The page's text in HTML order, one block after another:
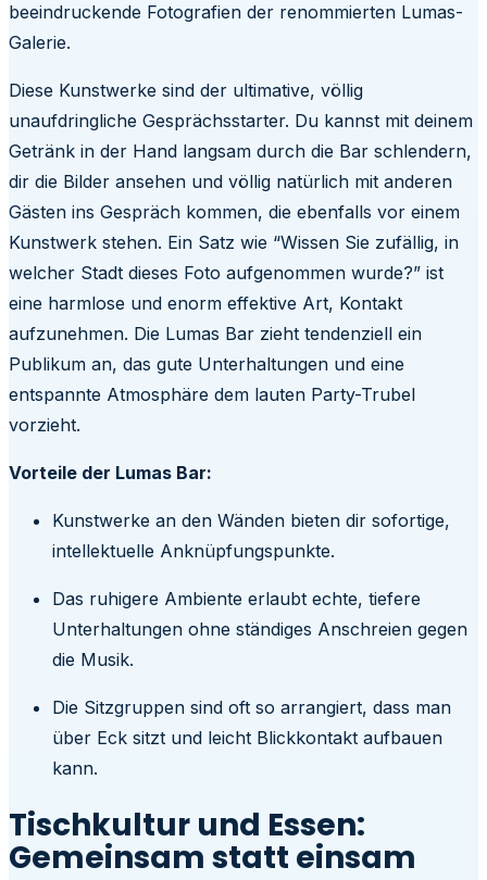
beeindruckende Fotografien der renommierten Lumas-
Galerie.
Diese Kunstwerke sind der ultimative, völlig
unaufdringliche Gesprächsstarter. Du kannst mit deinem
Getränk in der Hand langsam durch die Bar schlendern,
dir die Bilder ansehen und völlig natürlich mit anderen
Gästen ins Gespräch kommen, die ebenfalls vor einem
Kunstwerk stehen. Ein Satz wie “Wissen Sie zufällig, in
welcher Stadt dieses Foto aufgenommen wurde?” ist
eine harmlose und enorm effektive Art, Kontakt
aufzunehmen. Die Lumas Bar zieht tendenziell ein
Publikum an, das gute Unterhaltungen und eine
entspannte Atmosphäre dem lauten Party-Trubel
vorzieht.
Vorteile der Lumas Bar:
Kunstwerke an den Wänden bieten dir sofortige,
intellektuelle Anknüpfungspunkte.
Das ruhigere Ambiente erlaubt echte, tiefere
Unterhaltungen ohne ständiges Anschreien gegen
die Musik.
Die Sitzgruppen sind oft so arrangiert, dass man
über Eck sitzt und leicht Blickkontakt aufbauen
kann.
Tischkultur und Essen:
Gemeinsam statt einsam